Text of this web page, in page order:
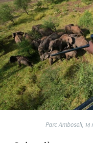
Parc Amboseli, 14